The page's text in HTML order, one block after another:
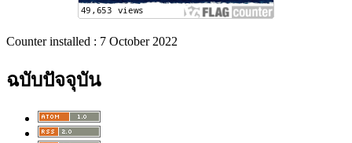
Counter installed : 7 October 2022
ฉบับปัจจุบัน